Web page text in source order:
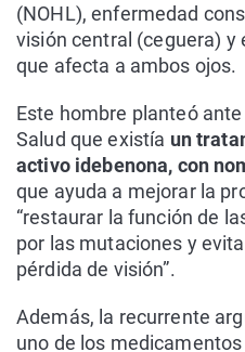
(NOHL), enfermedad
visión central (ceguera) y
que afecta a ambos ojos.
Este hombre planteó
Salud que existía un
activo idebenona, con
que ayuda a mejorar la
“restaurar la función de
por las mutaciones y
pérdida de visión”.
Además, la recurrente
uno de los